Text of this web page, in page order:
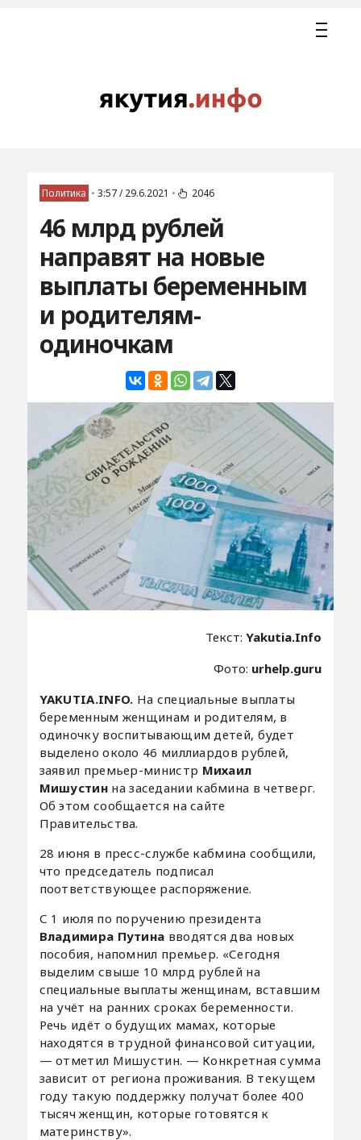
Политика • 3:57 / 29.6.2021 • 2046
46 млрд рублей
направят на новые
выплаты беременным
и родителям-
одиночкам
Текст:Yakutia.Info
Фото: urhelp.guru
YAKUTIA.INFO. На специальные выплаты
беременным женщинам и родителям, в
одиночку воспитывающим детей, будет
выделено около 46 миллиардов рублей,
заявил премьер-министр Михаил
Мишустин на заседании кабмина в четверг.
Об этом сообщается на сайте
Правительства.
28 июня в пресс-службе кабмина сообщили,
что председатель подписал
поответствующее распоряжение.
С 1 июля по поручению президента
Владимира Путина вводятся два новых
пособия, напомнил премьер. «Сегодня
выделим свыше 10 млрд рублей на
специальные выплаты женщинам, вставшим
на учёт на ранних сроках беременности.
Речь идёт о будущих мамах, которые
находятся в трудной финансовой ситуации,
— отметил Мишустин. — Конкретная сумма
зависит от региона проживания. В текущем
году такую поддержку получат более 400
тысяч женщин, которые готовятся к
материнству».